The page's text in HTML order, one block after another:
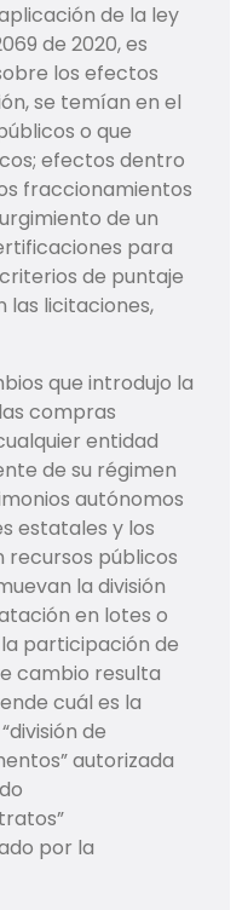
de la ley
de 2020, es
los efectos
se temían en el
o que
efectos dentro
fraccionamientos
de un
para
de puntaje
las licitaciones,
que introdujo la
compras
entidad
de su régimen
autónomos
estatales y los
recursos públicos
la división
en lotes o
participación de
cambio resulta
cuál es la
de
autorizada
por la